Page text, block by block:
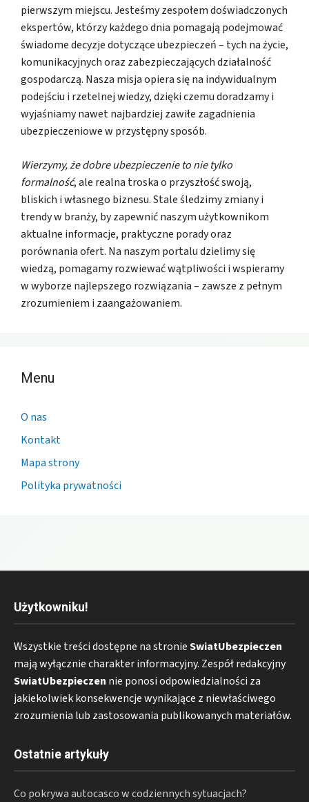
pierwszym miejscu. Jesteśmy zespołem doświadczonych
ekspertów, którzy każdego dnia pomagają podejmować
świadome decyzje dotyczące ubezpieczeń – tych na życie,
komunikacyjnych oraz zabezpieczających działalność
gospodarczą. Nasza misja opiera się na indywidualnym
podejściu i rzetelnej wiedzy, dzięki czemu doradzamy i
wyjaśniamy nawet najbardziej zawiłe zagadnienia
ubezpieczeniowe w przystępny sposób.
Wierzymy, że dobre ubezpieczenie to nie tylko
formalność, ale realna troska o przyszłość swoją,
bliskich i własnego biznesu. Stale śledzimy zmiany i
trendy w branży, by zapewnić naszym użytkownikom
aktualne informacje, praktyczne porady oraz
porównania ofert. Na naszym portalu dzielimy się
wiedzą, pomagamy rozwiewać wątpliwości i wspieramy
w wyborze najlepszego rozwiązania – zawsze z pełnym
zrozumieniem i zaangażowaniem.
Menu
O nas
Kontakt
Mapa strony
Polityka prywatności
Użytkowniku!
Wszystkie treści dostępne na stronieSwiatUbezpieczen
mają wyłącznie charakter informacyjny. Zespół redakcyjny
SwiatUbezpieczen nie ponosi odpowiedzialności za
jakiekolwiek konsekwencje wynikające z niewłaściwego
zrozumienia lub zastosowania publikowanych materiałów.
Ostatnie artykuły
Co pokrywa autocasco w codziennych sytuacjach?